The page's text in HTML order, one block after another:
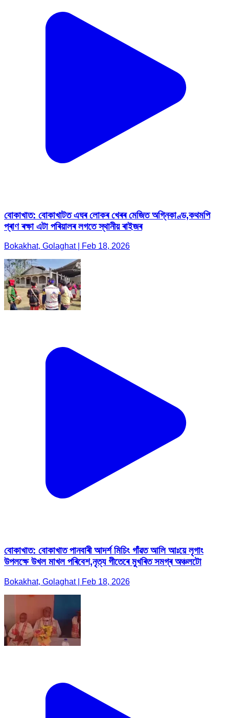
বোকাখাত: বোকাখাটত এঘৰ লোকৰ খেৰৰ মেজিত অগ্নিকাণ্ড,কথমপি
প্ৰাণ ৰক্ষা এটা পৰিয়ালৰ লগতে স্থানীয় ৰাইজৰ
Bokakhat, Golaghat | Feb 18, 2026
বোকাখাত: বোকাখাত পানবাৰী আদৰ্শ মিচিং গাঁৱত আলি আঃয়ে লৃগাং
উপলক্ষে উখল মাখল পৰিবেশ,নৃত্য গীতেৰে মুখৰিত সমগ্ৰ অঞ্চলটো
Bokakhat, Golaghat | Feb 18, 2026